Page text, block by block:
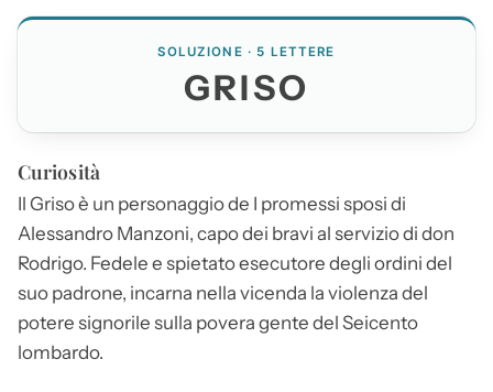
SOLUZIONE · 5 LETTERE
GRISO
Curiosità
Il Grisoè un personaggio de I promessi sposi di
Alessandro Manzoni, capo dei bravi al servizio di don
Rodrigo. Fedele e spietato esecutore degli ordini del
suo padrone, incarna nella vicenda la violenza del
potere signorile sulla povera gente del Seicento
lombardo.